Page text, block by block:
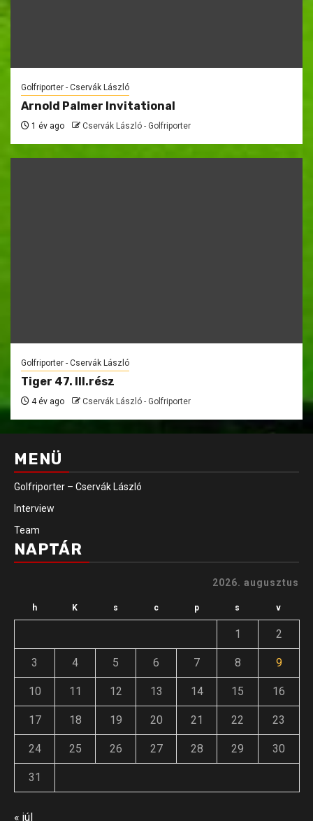
Golfriporter - Cservák László
Arnold Palmer Invitational
1 év ago Cservák László - Golfriporter
Golfriporter - Cservák László
Tiger 47. III.rész
4 év ago Cservák László - Golfriporter
MENÜ
Golfriporter – Cservák László
Interview
Team
NAPTÁR
2026. augusztus
h K s c p s v
1 2
3 4 5 6 7 8 9
10 11 12 13 14 15 16
17 18 19 20 21 22 23
24 25 26 27 28 29 30
31
« júl